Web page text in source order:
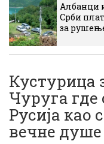
Албанци
Срби
за
Кустурица
Чуруга
Русија као
вечне душе